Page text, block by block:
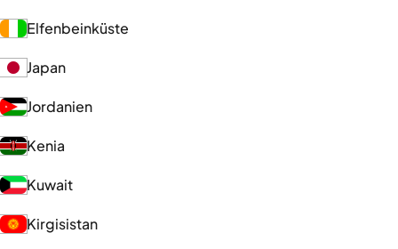
Elfenbeinküste
Japan
Jordanien
Kenia
Kuwait
Kirgisistan